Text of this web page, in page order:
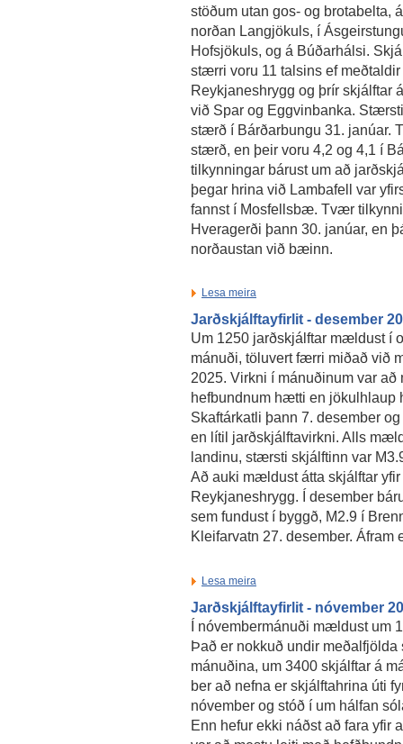
stöðum utan gos- og brotabelta,
norðan Langjökuls, í
Hofsjökuls, og á Búðarhálsi.
stærri voru 11 talsins ef
Reykjaneshrygg og þrír skjálftar
við Spar og Eggvinbanka.
stærð í Bárðarbungu 31. janúar.
stærð, en þeir voru 4,2 og 4,1 í
tilkynningar bárust um að
þegar hrina við Lambafell var
fannst í Mosfellsbæ. Tvær
Hveragerði þann 30. janúar, en
norðaustan við bæinn.
Lesa meira
Jarðskjálftayfirlit - desember
Um 1250 jarðskjálftar mældust í
mánuði, töluvert færri miðað við
2025. Virkni í mánuðinum var að
hefbundnum hætti en jökulhlaup
Skaftárkatli þann 7. desember
en lítil jarðskjálftavirkni. Alls
landinu, stærsti skjálftinn var
Að auki mældust átta skjálftar
Reykjaneshrygg. Í desember
sem fundust í byggð, M2.9 í
Kleifarvatn 27. desember.
Lesa meira
Jarðskjálftayfirlit - nóvember
Í nóvembermánuði mældust um
Það er nokkuð undir meðalfjölda
mánuðina, um 3400 skjálftar á
ber að nefna er skjálftahrina úti
nóvember og stóð í um hálfan
Enn hefur ekki náðst að fara yfir